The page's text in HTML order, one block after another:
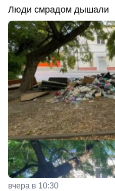
Люди смрадом дышали
вчера в 10:30